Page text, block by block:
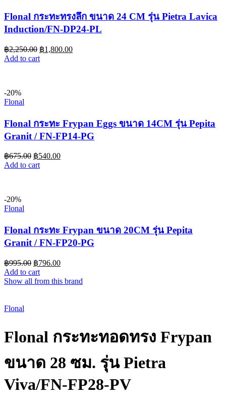
Flonal กระทะทรงลึก ขนาด 24 CM รุ่น Pietra Lavica
Induction/FN-DP24-PL
฿2,250.00 ฿1,800.00
Add to cart
-20%
Flonal
Flonal กระทะ Frypan Eggs ขนาด 14CM รุ่น Pepita
Granit / FN-FP14-PG
฿675.00 ฿540.00
Add to cart
-20%
Flonal
Flonal กระทะ Frypan ขนาด 20CM รุ่น Pepita
Granit / FN-FP20-PG
฿995.00 ฿796.00
Add to cart
Show all from this brand
Flonal
Flonal กระทะทอดทรง Frypan
ขนาด 28 ซม. รุ่น Pietra
Viva/FN-FP28-PV